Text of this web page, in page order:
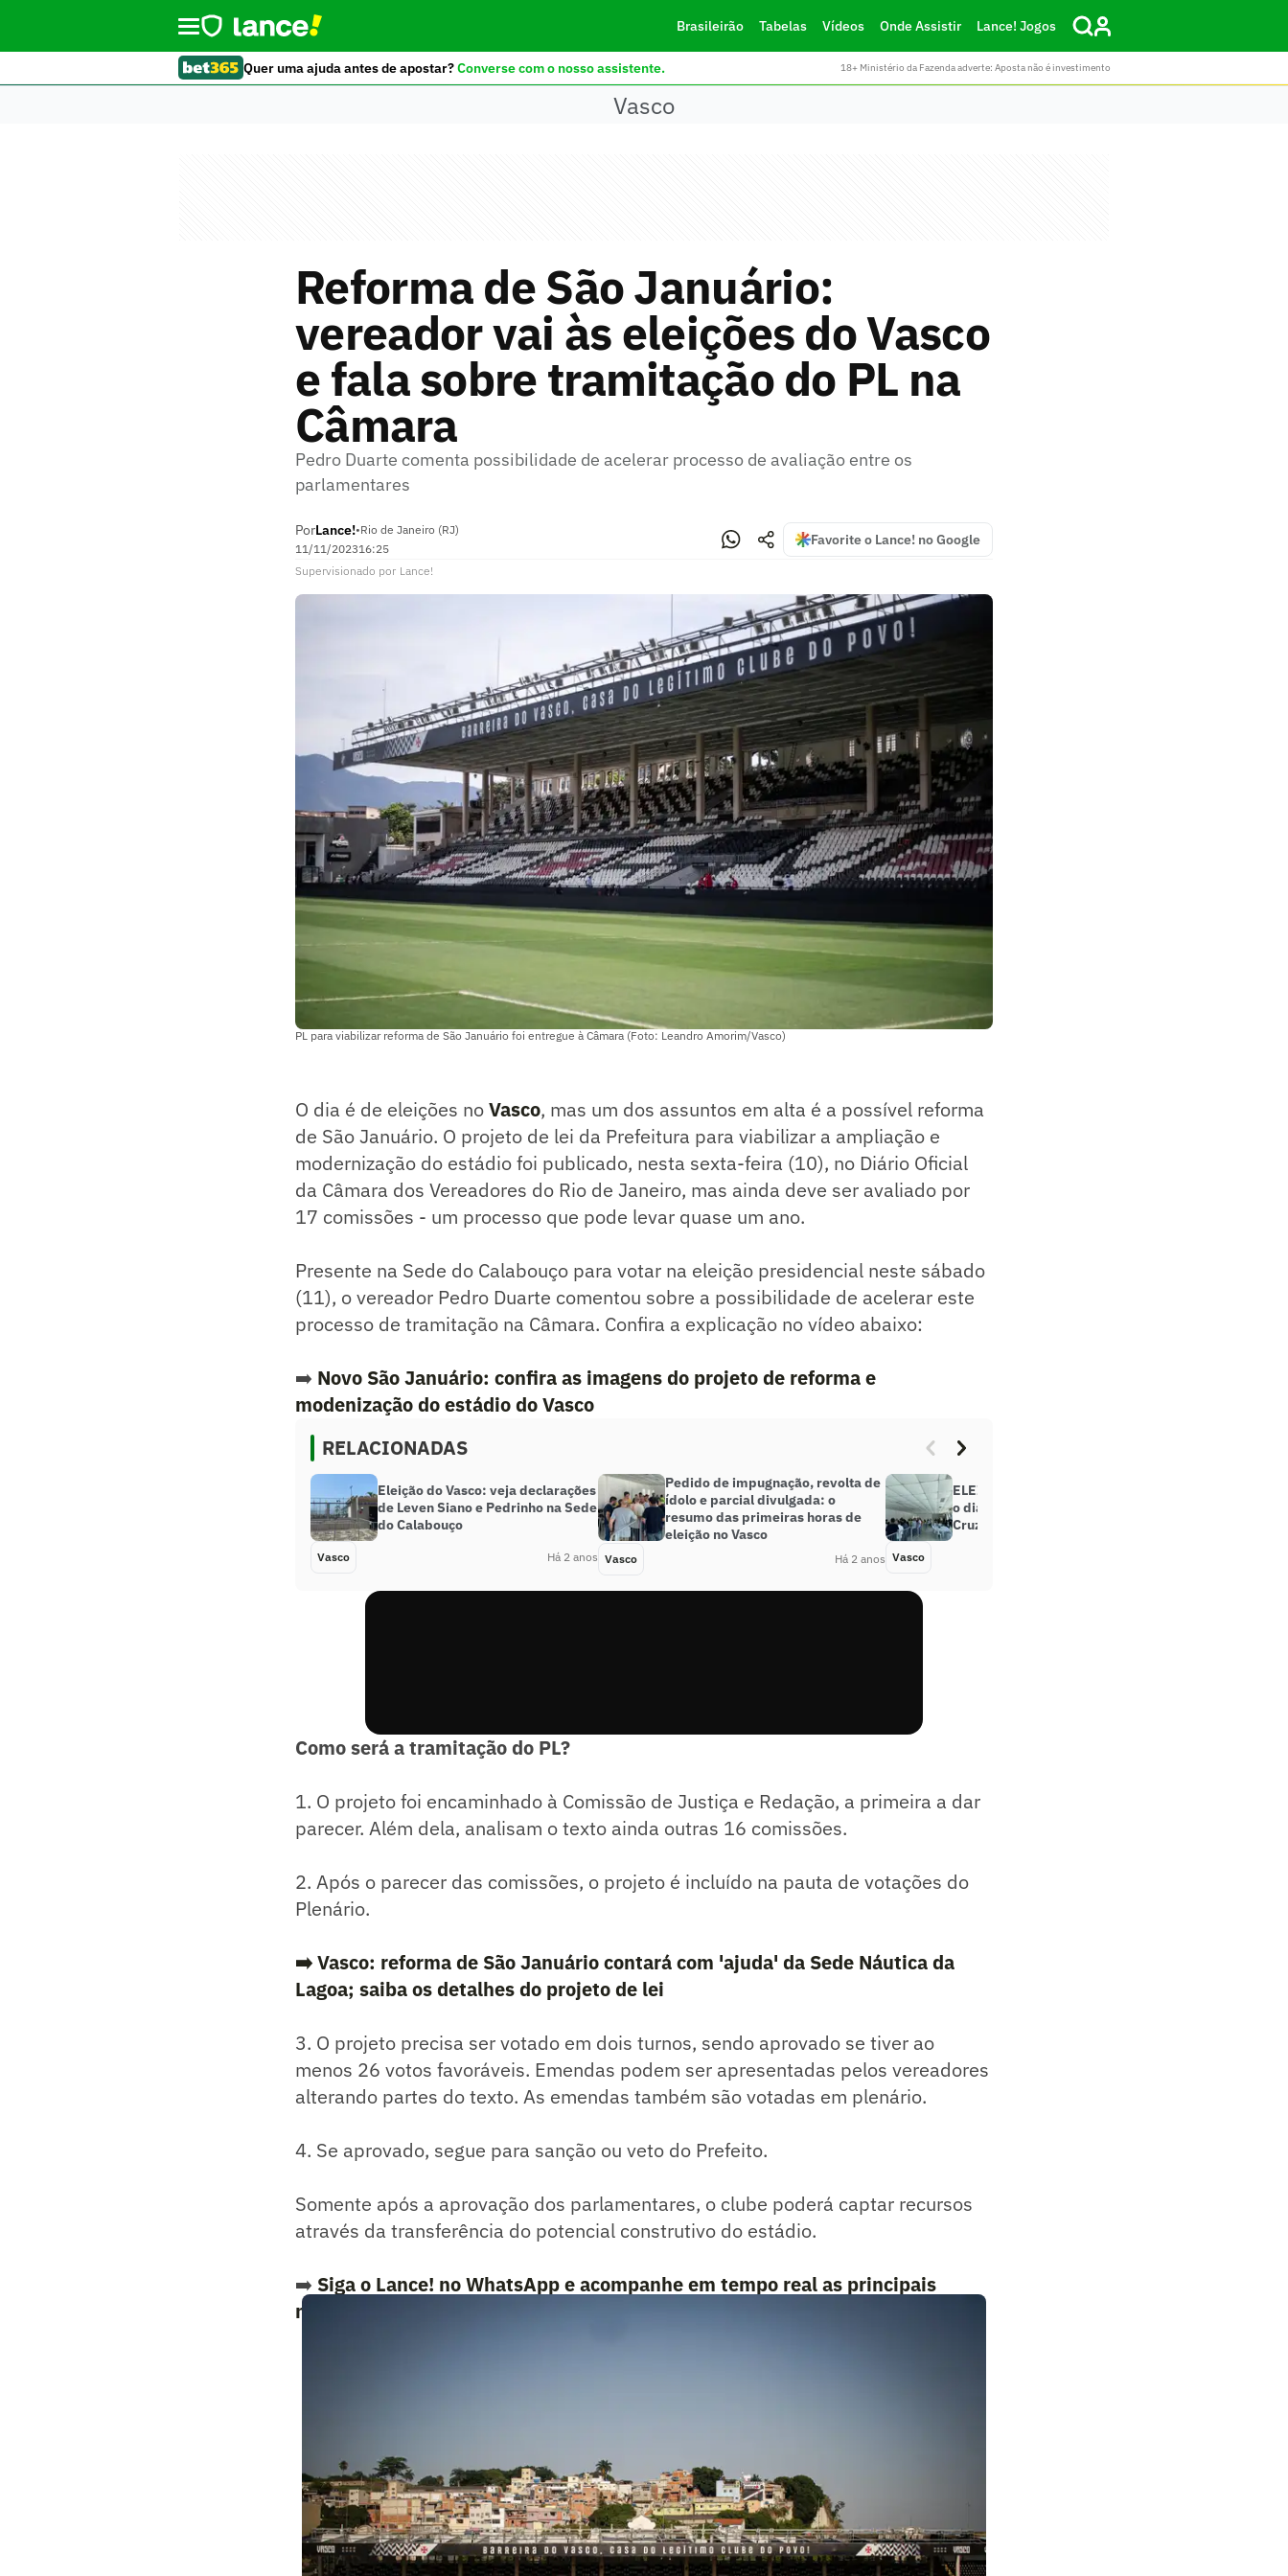
Brasileirão Tabelas Vídeos Onde Assistir Lance! Jogos
Quer uma ajuda antes de apostar?Converse com o nosso assistente. 18+ Ministério da Fazenda adverte: Aposta não é investimento
Vasco
Reforma de São Januário:
vereador vai às eleições do Vasco
e fala sobre tramitação do PL na
Câmara
Pedro Duarte comenta possibilidade de acelerar processo de avaliação entre os
parlamentares
PorLance!•Rio de Janeiro (RJ)
11/11/202316:25
Favorite o Lance! no Google
Supervisionado por Lance!
PL para viabilizar reforma de São Januário foi entregue à Câmara (Foto: Leandro Amorim/Vasco)
O dia é de eleições noVasco, mas um dos assuntos em alta é a possível reforma
de São Januário. O projeto de lei da Prefeitura para viabilizar a ampliação e
modernização do estádio foi publicado, nesta sexta-feira (10), no Diário Oficial
da Câmara dos Vereadores do Rio de Janeiro, mas ainda deve ser avaliado por
17 comissões - um processo que pode levar quase um ano.
Presente na Sede do Calabouço para votar na eleição presidencial neste sábado
(11), o vereador Pedro Duarte comentou sobre a possibilidade de acelerar este
processo de tramitação na Câmara. Confira a explicação no vídeo abaixo:
➡️ Novo São Januário: confira as imagens do projeto de reforma e
modenização do estádio do Vasco
RELACIONADAS
Eleição do Vasco: veja declarações
de Leven Siano e Pedrinho na Sede
do Calabouço
Vasco Há 2 anos
Pedido de impugnação, revolta de
ídolo e parcial divulgada: o
resumo das primeiras horas de
eleição no Vasco
Vasco Há 2 anos
ELEIÇÕES DO VASCO: Acompanhe
o dia de eleição presidencial no
Cruz-Maltino
Vasco
Como será a tramitação do PL?
1. O projeto foi encaminhado à Comissão de Justiça e Redação, a primeira a dar
parecer. Além dela, analisam o texto ainda outras 16 comissões.
2. Após o parecer das comissões, o projeto é incluído na pauta de votações do
Plenário.
➡️ Vasco: reforma de São Januário contará com 'ajuda' da Sede Náutica da
Lagoa; saiba os detalhes do projeto de lei
3. O projeto precisa ser votado em dois turnos, sendo aprovado se tiver ao
menos 26 votos favoráveis. Emendas podem ser apresentadas pelos vereadores
alterando partes do texto. As emendas também são votadas em plenário.
4. Se aprovado, segue para sanção ou veto do Prefeito.
Somente após a aprovação dos parlamentares, o clube poderá captar recursos
através da transferência do potencial construtivo do estádio.
➡️ Siga o Lance! no WhatsApp e acompanhe em tempo real as principais
notícias do esporte